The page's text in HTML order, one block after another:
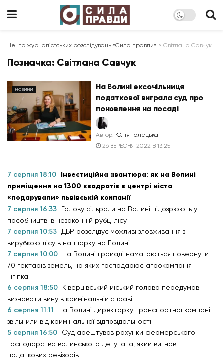
Центр журналістських розслідувань «Сила правди» > Світлана Савчук
Позначка: Світлана Савчук
НОВИНИ
На Волині ексочільниця
податкової виграла суд про
поновлення на посаді
Автор: Юлія Галецька
26 ВЕРЕСНЯ 2022 В 13:25
7 серпня 18:10 Інвестиційна авантюра: як на Волині
приміщення на 1300 квадратів в центрі міста
«подарували» львівській компанії
7 серпня 16:33
Голову сільради на Волині підозрюють у
пособництві в незаконній рубці лісу
7 серпня 10:53
ДБР розслідує можливі зловживання з
вирубкою лісу в нацпарку на Волині
7 серпня 10:00
На Волині громаді намагаються повернути
70 гектарів земель, на яких господарює агрокомпанія
Тігіпка
6 серпня 18:50
Ківерцівський міський голова передумав
визнавати вину в кримінальній справі
6 серпня 11:11
На Волині директорку транспортної компанії
звільнили від кримінальної відповідальності
5 серпня 16:50
Суд арештував рахунки фермерського
господарства волинського депутата, який вигнав
податкових ревізорів